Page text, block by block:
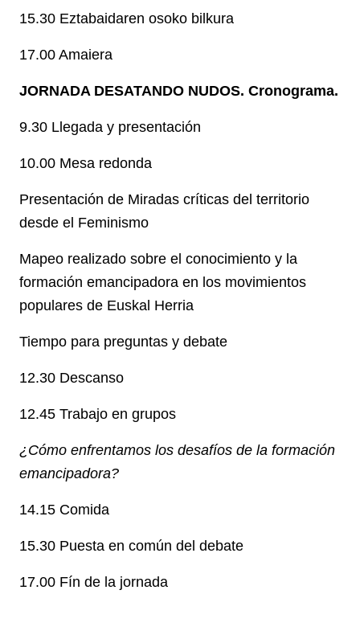
15.30 Eztabaidaren osoko bilkura
17.00 Amaiera
JORNADA DESATANDO NUDOS. Cronograma.
9.30 Llegada y presentación
10.00 Mesa redonda
Presentación de Miradas críticas del territorio
desde el Feminismo
Mapeo realizado sobre el conocimiento y la
formación emancipadora en los movimientos
populares de Euskal Herria
Tiempo para preguntas y debate
12.30 Descanso
12.45 Trabajo en grupos
¿Cómo enfrentamos los desafíos de la formación
emancipadora?
14.15 Comida
15.30 Puesta en común del debate
17.00 Fín de la jornada